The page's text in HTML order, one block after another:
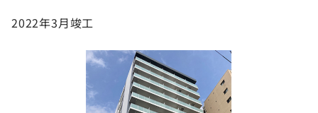
2022年3月竣工